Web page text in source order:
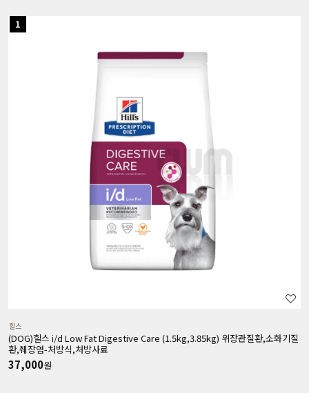
힐스
(DOG)힐스 i/d Low Fat Digestive Care (1.5kg,3.85kg) 위장관질환,소화기질
환,췌장염-처방식,처방사료
37,000원